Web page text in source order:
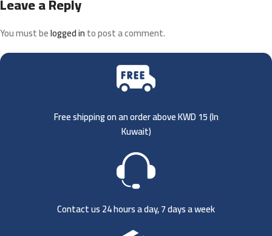
You must belogged into post a comment.
Free shipping on an order above KWD 15 (In
Kuwait)
Contact us 24 hours a day, 7 days a week